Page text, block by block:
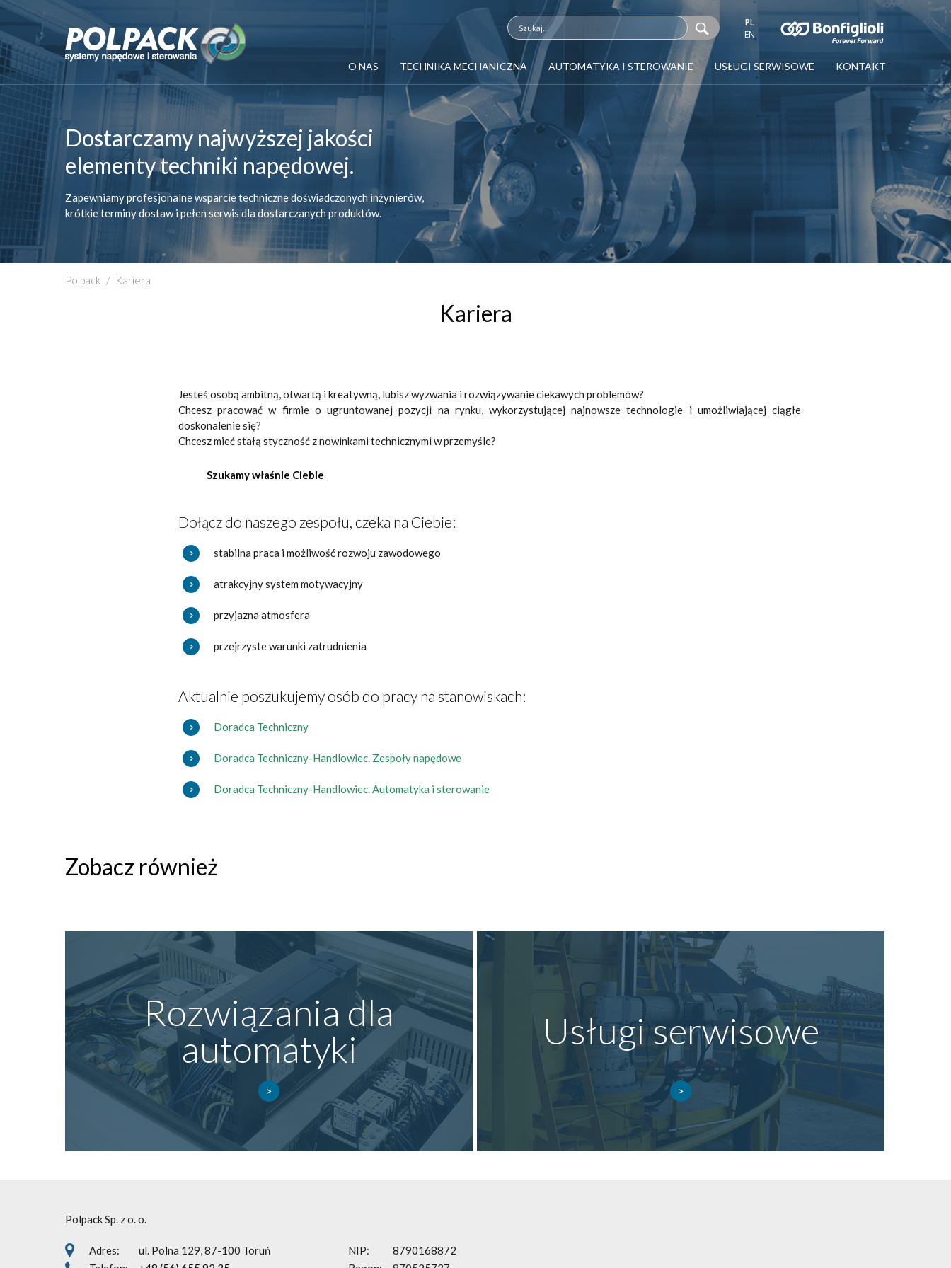
PL
EN
O NAS TECHNIKA MECHANICZNA AUTOMATYKA I STEROWANIE USŁUGI SERWISOWE KONTAKT
Dostarczamy najwyższej jakości
elementy techniki napędowej.
Zapewniamy profesjonalne wsparcie techniczne doświadczonych inżynierów,
krótkie terminy dostaw i pełen serwis dla dostarczanych produktów.
Polpack / Kariera
Kariera
Jesteś osobą ambitną, otwartą i kreatywną, lubisz wyzwania i rozwiązywanie ciekawych problemów?
Chcesz pracować w firmie o ugruntowanej pozycji na rynku, wykorzystującej najnowsze technologie i umożliwiającej ciągłe
doskonalenie się?
Chcesz mieć stałą styczność z nowinkami technicznymi w przemyśle?
Szukamy właśnie Ciebie
Dołącz do naszego zespołu, czeka na Ciebie:
stabilna praca i możliwość rozwoju zawodowego
atrakcyjny system motywacyjny
przyjazna atmosfera
przejrzyste warunki zatrudnienia
Aktualnie poszukujemy osób do pracy na stanowiskach:
Doradca Techniczny
Doradca Techniczny-Handlowiec. Zespoły napędowe
Doradca Techniczny-Handlowiec. Automatyka i sterowanie
Zobacz również
Rozwiązania dla
automatyki
Usługi serwisowe
Polpack Sp. z o. o.
Adres:
ul. Polna 129, 87-100 Toruń
NIP:
8790168872